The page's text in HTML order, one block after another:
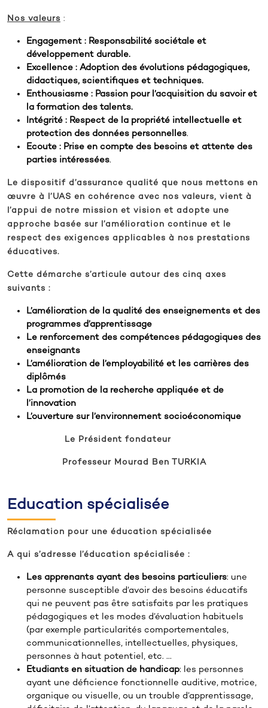
Nos valeurs :
Engagement : Responsabilité sociétale et
développement durable.
Excellence : Adoption des évolutions pédagogiques,
didactiques, scientifiques et techniques.
Enthousiasme : Passion pour l’acquisition du savoir et
la formation des talents.
Intégrité : Respect de la propriété intellectuelle et
protection des données personnelles.
Ecoute : Prise en compte des besoins et attente des
parties intéressées.
Le dispositif d’assurance qualité que nous mettons en
œuvre à l’UAS en cohérence avec nos valeurs, vient à
l’appui de notre mission et vision et adopte une
approche basée sur l’amélioration continue et le
respect des exigences applicables à nos prestations
éducatives.
Cette démarche s’articule autour des cinq axes
suivants :
L’amélioration de la qualité des enseignements et des
programmes d’apprentissage
Le renforcement des compétences pédagogiques des
enseignants
L’amélioration de l’employabilité et les carrières des
diplômés
La promotion de la recherche appliquée et de
l’innovation
L’ouverture sur l’environnement socioéconomique
Le Président fondateur
Professeur Mourad Ben TURKIA
Education spécialisée
Réclamation pour une éducation spécialisée
A qui s’adresse l’éducation spécialisée :
Les apprenants ayant des besoins particuliers: une
personne susceptible d’avoir des besoins éducatifs
qui ne peuvent pas être satisfaits par les pratiques
pédagogiques et les modes d’évaluation habituels
(par exemple particularités comportementales,
communicationnelles, intellectuelles, physiques,
personnes à haut potentiel, etc. …
Etudiants en situation de handicap: les personnes
ayant une déficience fonctionnelle auditive, motrice,
organique ou visuelle, ou un trouble d’apprentissage,